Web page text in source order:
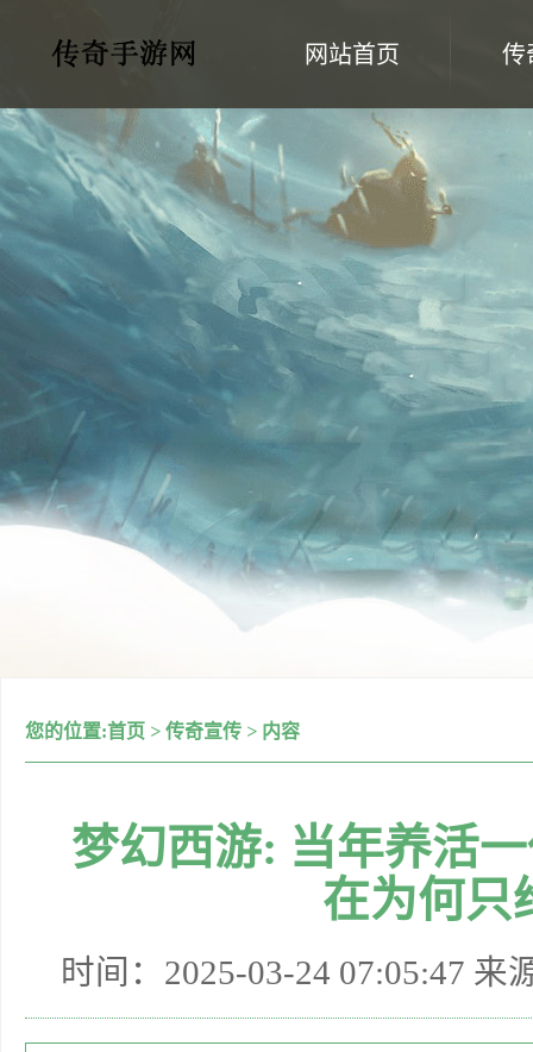
网站首页 传
您的位置:首页 > 传奇宣传 > 内容
梦幻西游: 当年养活
在为何只
时间：2025-03-24 07:05:47 来